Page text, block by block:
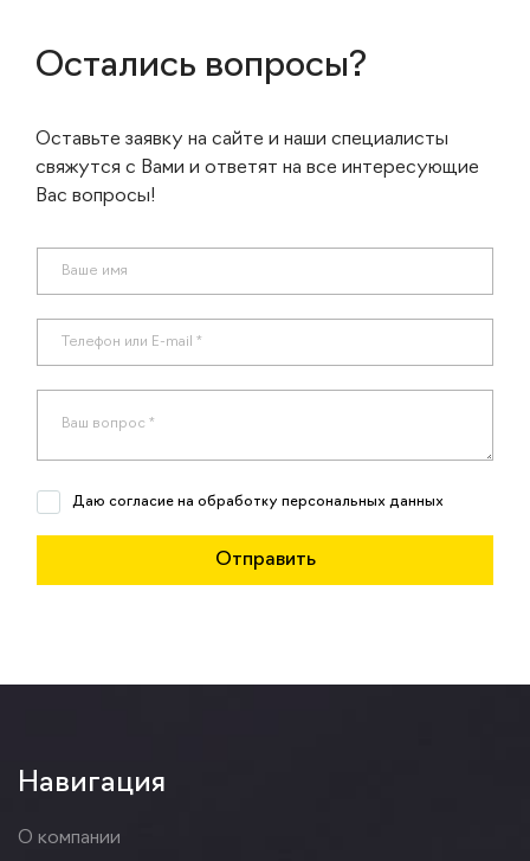
Остались вопросы?
Оставьте заявку на сайте и наши специалисты
свяжутся с Вами и ответят на все интересующие
Вас вопросы!
Даю согласие на обработку персональных данных
Навигация
О компании